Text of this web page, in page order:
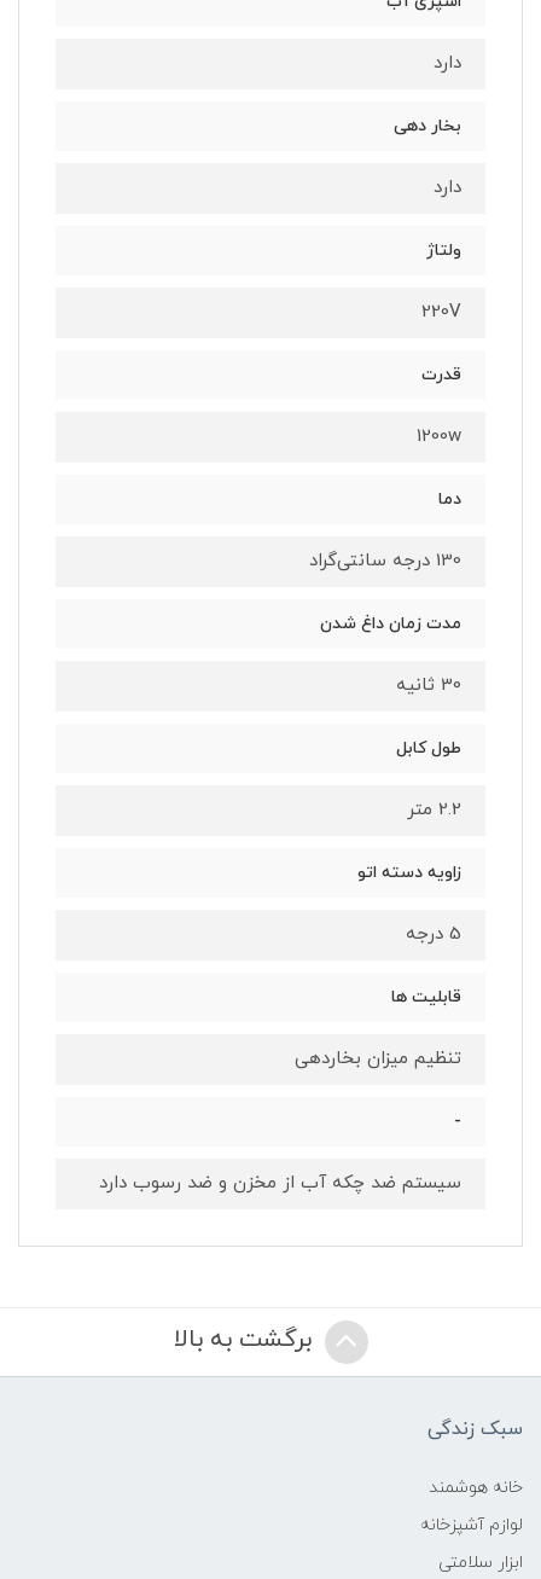
دارد
بخار دهی
دارد
ولتاژ
220V
قدرت
1200w
دما
130 درجه سانتی‌گراد
مدت زمان داغ شدن
30 ثانیه
طول کابل
2.2 متر
زاویه دسته اتو
5 درجه
قابلیت ها
تنظیم میزان بخاردهی
-
سیستم ضد چکه آب از مخزن و ضد رسوب دارد
برگشت به بالا
سبک زندگی
خانه هوشمند
لوازم آشپزخانه
ابزار سلامتی